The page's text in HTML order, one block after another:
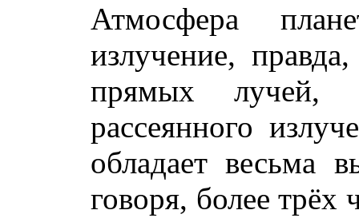
Атмосфера
излучение,
прямых лучей,
рассеянного
обладает весьма
говоря, более трёх